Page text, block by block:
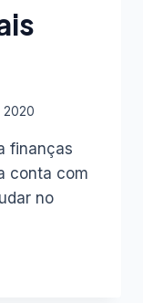
2020
finanças
conta com
no